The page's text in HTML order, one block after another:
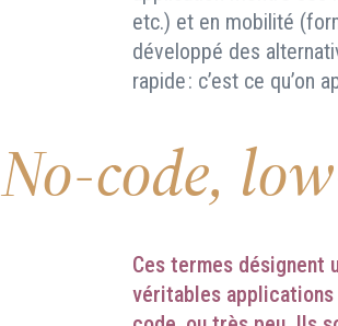
etc.) et en mobilité
développé des
rapide : c’est ce qu’on
No-code,
Ces termes désignent
véritables applications